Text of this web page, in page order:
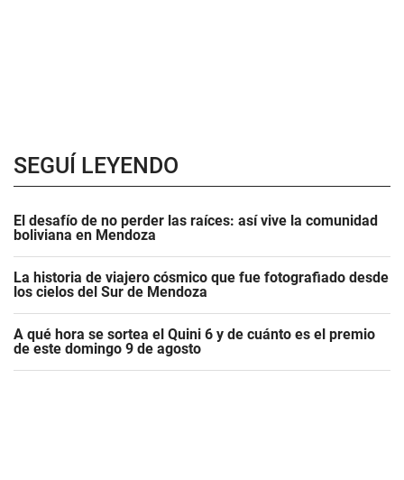
SEGUÍ LEYENDO
El desafío de no perder las raíces: así vive la comunidad
boliviana en Mendoza
La historia de viajero cósmico que fue fotografiado desde
los cielos del Sur de Mendoza
A qué hora se sortea el Quini 6 y de cuánto es el premio
de este domingo 9 de agosto